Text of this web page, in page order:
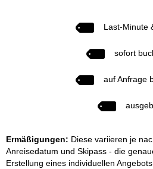
Last-Minute
sofort
auf Anfrage
Ermäßigungen: Diese variieren je
Anreisedatum und Skipass - die
Erstellung eines individuellen